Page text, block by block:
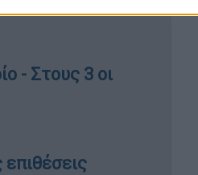
- Στους 3 οι